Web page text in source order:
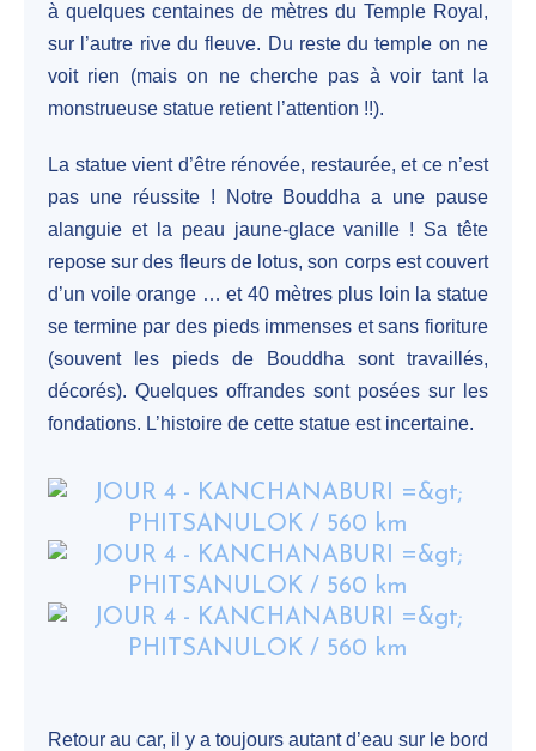
à quelques centaines de mètres du Temple Royal,
sur l’autre rive du fleuve. Du reste du temple on ne
voit rien (mais on ne cherche pas à voir tant la
monstrueuse statue retient l’attention !!).
La statue vient d’être rénovée, restaurée, et ce n’est
pas une réussite ! Notre Bouddha a une pause
alanguie et la peau jaune-glace vanille ! Sa tête
repose sur des fleurs de lotus, son corps est couvert
d’un voile orange … et 40 mètres plus loin la statue
se termine par des pieds immenses et sans fioriture
(souvent les pieds de Bouddha sont travaillés,
décorés). Quelques offrandes sont posées sur les
fondations. L’histoire de cette statue est incertaine.
Retour au car, il y a toujours autant d’eau sur le bord